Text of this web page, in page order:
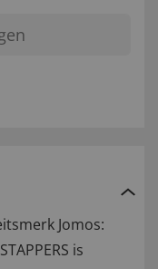
Jomos:
is